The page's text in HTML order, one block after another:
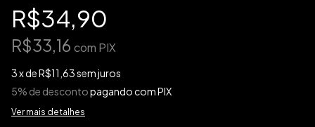
R$34,90
R$33,16 com PIX
3x deR$11,63sem juros
5% de descontopagando com PIX
Ver mais detalhes